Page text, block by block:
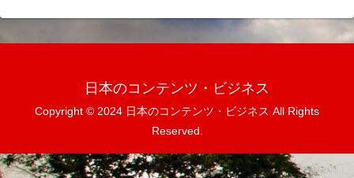
日本のコンテンツ・ビジネス
Copyright © 2024 日本のコンテンツ・ビジネス All Rights
Reserved.